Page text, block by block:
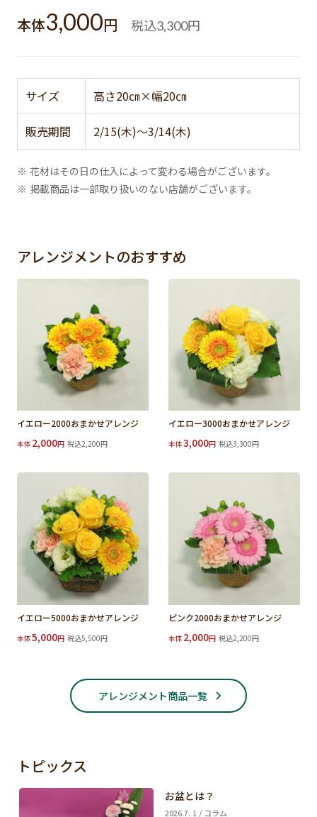
本体3,000円 税込3,300円
サイズ 高さ20㎝×幅20㎝
販売期間 2/15(木)～3/14(木)
※ 花材はその日の仕入によって変わる場合がございます。
※ 掲載商品は一部取り扱いのない店舗がございます。
アレンジメントのおすすめ
イエロー2000おまかせアレンジ
本体 2,000円 税込2,200円
イエロー3000おまかせアレンジ
本体3,000円 税込3,300円
イエロー5000おまかせアレンジ
本体5,000円 税込5,500円
ピンク2000おまかせアレンジ
本体 2,000円 税込2,200円
アレンジメント商品一覧
トピックス
お盆とは？
2026.7. 1 / コラム